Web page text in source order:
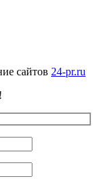
сайтов 24-pr.ru